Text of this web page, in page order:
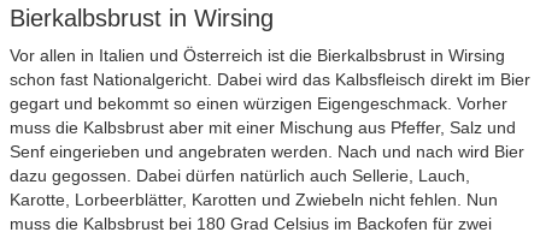
Bierkalbsbrust in Wirsing
Vor allen in Italien und Österreich ist die Bierkalbsbrust in Wirsing
schon fast Nationalgericht. Dabei wird das Kalbsfleisch direkt im Bier
gegart und bekommt so einen würzigen Eigengeschmack. Vorher
muss die Kalbsbrust aber mit einer Mischung aus Pfeffer, Salz und
Senf eingerieben und angebraten werden. Nach und nach wird Bier
dazu gegossen. Dabei dürfen natürlich auch Sellerie, Lauch,
Karotte, Lorbeerblätter, Karotten und Zwiebeln nicht fehlen. Nun
muss die Kalbsbrust bei 180 Grad Celsius im Backofen für zwei